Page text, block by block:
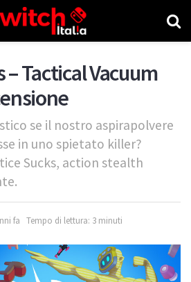
– Tactical Vacuum
se il nostro aspirapolvere
in uno spietato killer?
Sucks, action stealth
fa Tempo di lettura: 3 minuti